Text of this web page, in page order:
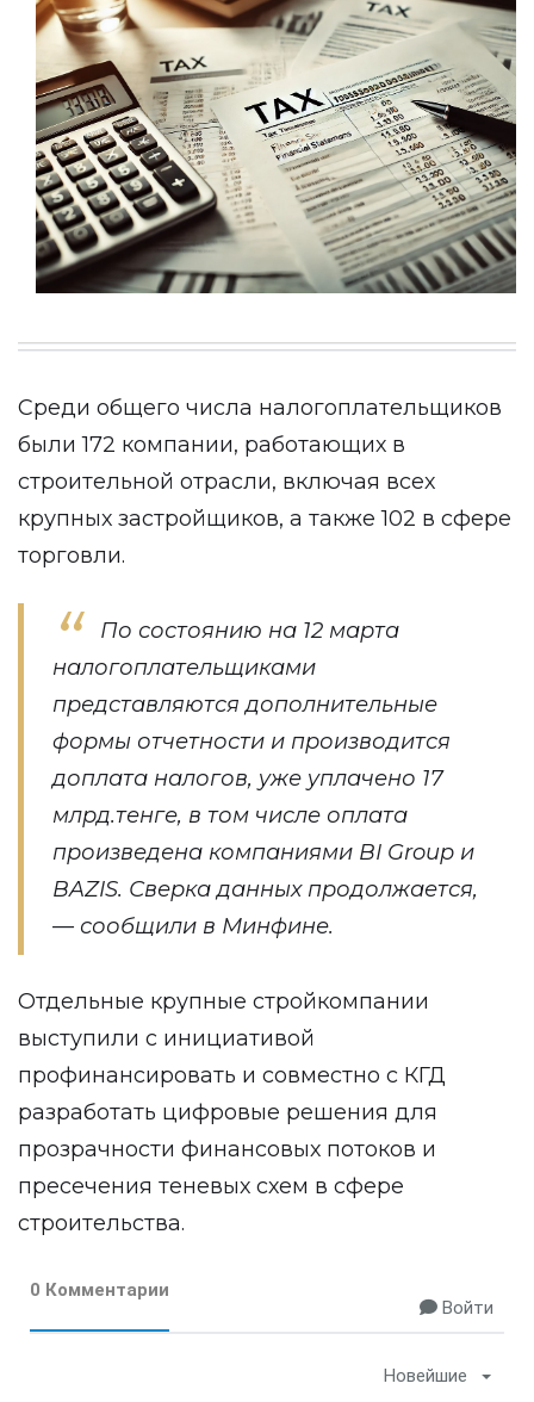
Среди общего числа налогоплательщиков
были 172 компании, работающих в
строительной отрасли, включая всех
крупных застройщиков, а также 102 в сфере
торговли.
По состоянию на 12 марта
налогоплательщиками
представляются дополнительные
формы отчетности и производится
доплата налогов, уже уплачено 17
млрд.тенге, в том числе оплата
произведена компаниями BI Group и
BAZIS. Сверка данных продолжается,
— сообщили в Минфине.
Отдельные крупные стройкомпании
выступили с инициативой
профинансировать и совместно с КГД
разработать цифровые решения для
прозрачности финансовых потоков и
пресечения теневых схем в сфере
строительства.
0 Комментарии
Войти
Новейшие